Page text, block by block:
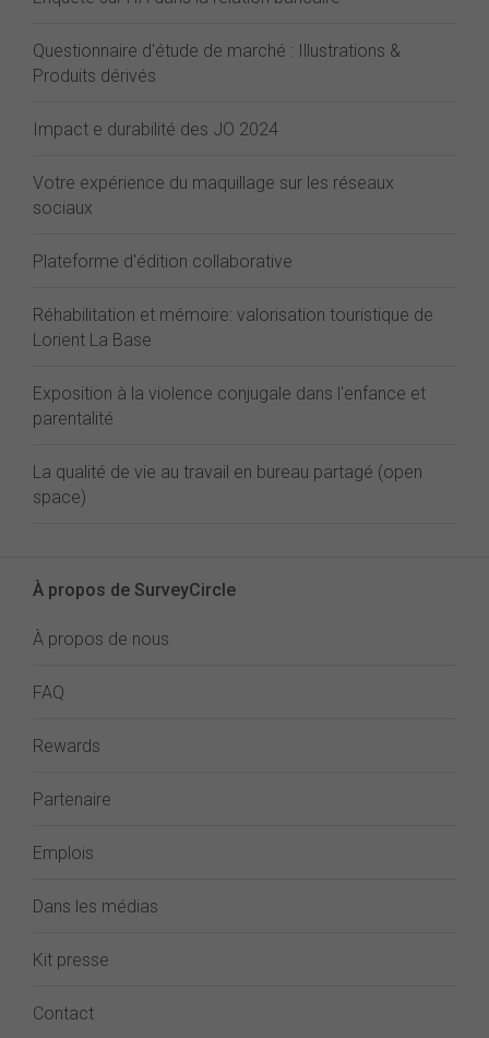
Questionnaire d'étude de marché : Illustrations &
Produits dérivés
Impact e durabilité des JO 2024
Votre expérience du maquillage sur les réseaux
sociaux
Plateforme d'édition collaborative
Réhabilitation et mémoire: valorisation touristique de
Lorient La Base
Exposition à la violence conjugale dans l'enfance et
parentalité
La qualité de vie au travail en bureau partagé (open
space)
À propos de SurveyCircle
À propos de nous
FAQ
Rewards
Partenaire
Emplois
Dans les médias
Kit presse
Contact